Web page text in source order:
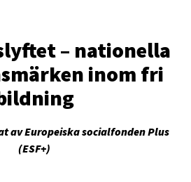
– nationella
inom fri
av Europeiska socialfonden Plus
(ESF+)